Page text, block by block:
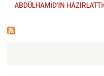
ABDÜLHAMİD’İN